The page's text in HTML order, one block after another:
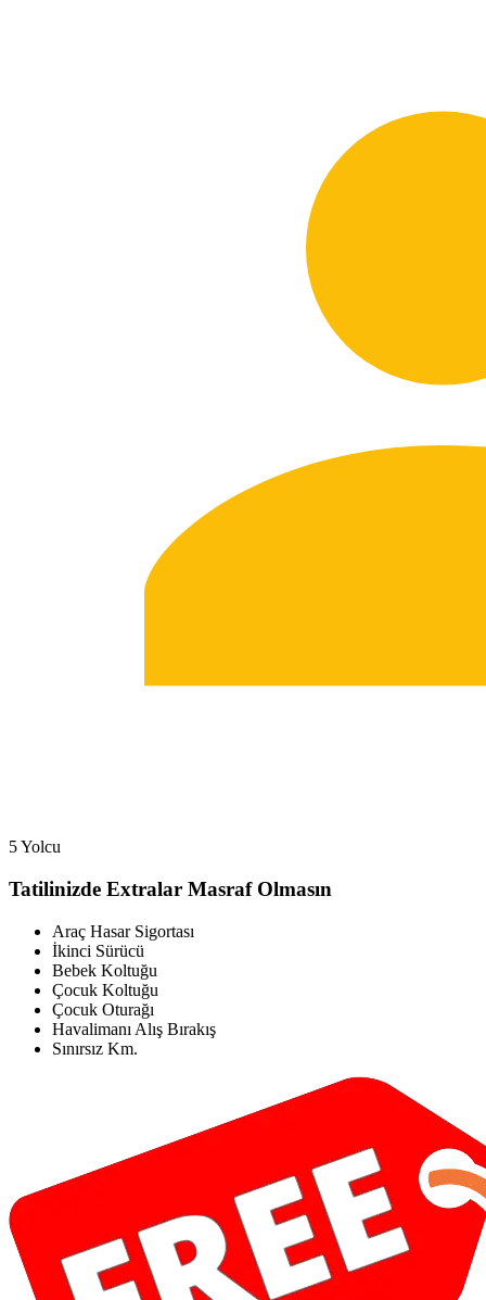
5 Yolcu
Tatilinizde Extralar Masraf Olmasın
Araç Hasar Sigortası
İkinci Sürücü
Bebek Koltuğu
Çocuk Koltuğu
Çocuk Oturağı
Havalimanı Alış Bırakış
Sınırsız Km.